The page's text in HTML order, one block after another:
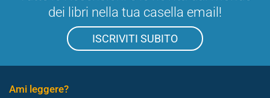
dei libri nella tua casella email!
ISCRIVITI SUBITO
Ami leggere?